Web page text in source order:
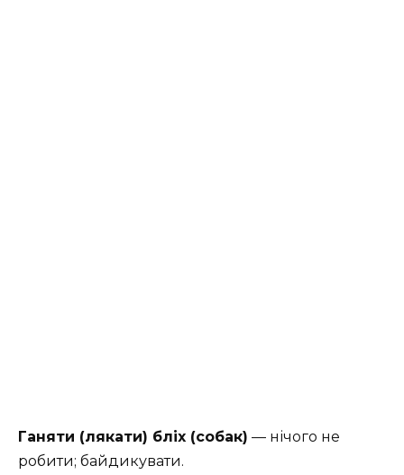
Ганяти (лякати) бліх (собак) — нічого не
робити; байдикувати.